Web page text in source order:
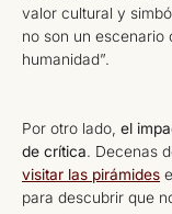
valor cultural y
no son un escenario
humanidad”.
Por otro lado, el
de crítica. Decenas
visitar las pirámides
para descubrir que